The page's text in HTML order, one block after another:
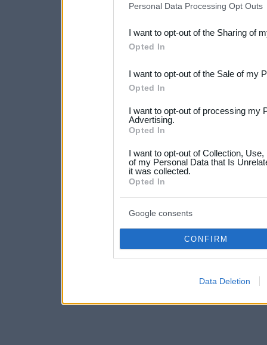
Downstream Participants
third parties.
Please note that this
not limited to your visit or
your data for below
consent section.
Personal Data Processing Opt Outs
I want to opt-out of the Sharing of
Opted In
I want to opt-out of the Sale of my
Opted In
I want to opt-out of processing my
Advertising.
Opted In
I want to opt-out of Collection,
of my Personal Data that Is
it was collected.
Opted In
Google consents
CONFIRM
Data Deletion